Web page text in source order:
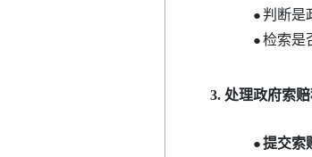
●判断是
●检索是
3. 处理政府索
●提交索